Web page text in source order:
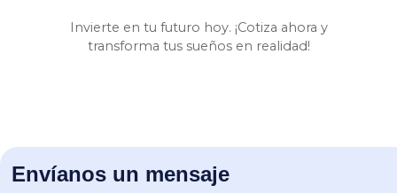
Invierte en tu futuro hoy. ¡Cotiza ahora y
transforma tus sueños en realidad!
Envíanos un mensaje